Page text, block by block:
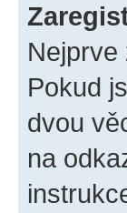
Nejprve
Pokud
dvou
na